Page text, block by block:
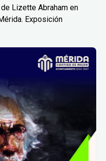
Lizette Abraham en
Exposición